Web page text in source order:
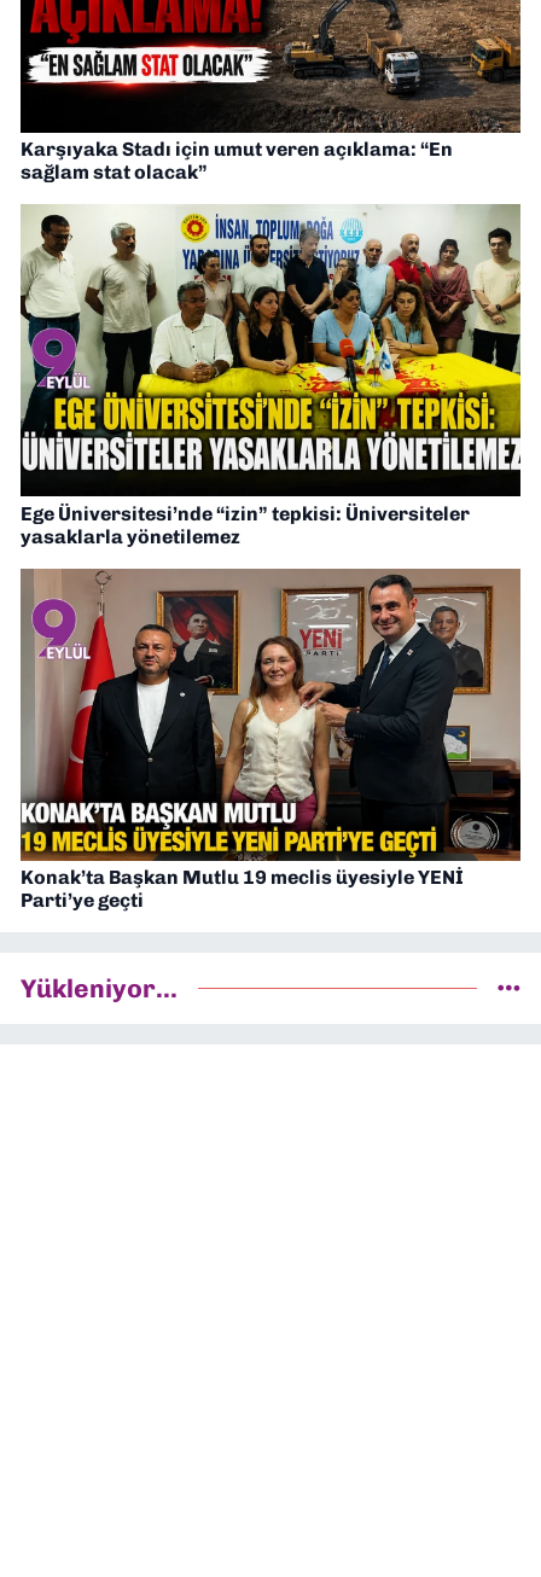
Karşıyaka Stadı için umut veren açıklama: “En
sağlam stat olacak”
Ege Üniversitesi’nde “izin” tepkisi: Üniversiteler
yasaklarla yönetilemez
Konak’ta Başkan Mutlu 19 meclis üyesiyle YENİ
Parti’ye geçti
Yükleniyor...